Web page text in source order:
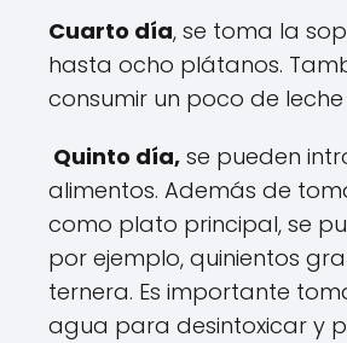
Cuarto día, se toma la
hasta ocho plátanos.
consumir un poco de
Quinto día, se pueden
alimentos. Además de
como plato principal, se
por ejemplo, quinientos
ternera. Es importante
agua para desintoxicar y